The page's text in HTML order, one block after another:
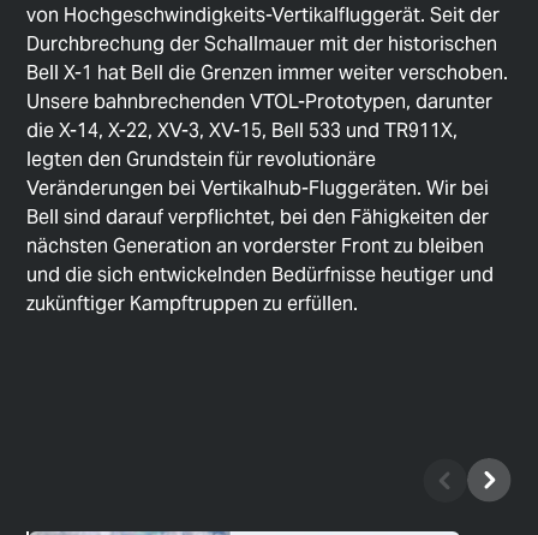
von Hochgeschwindigkeits-Vertikalfluggerät. Seit der
Durchbrechung der Schallmauer mit der historischen
Bell X-1 hat Bell die Grenzen immer weiter verschoben.
Unsere bahnbrechenden VTOL-Prototypen, darunter
die X-14, X-22, XV-3, XV-15, Bell 533 und TR911X,
legten den Grundstein für revolutionäre
Veränderungen bei Vertikalhub-Fluggeräten. Wir bei
Bell sind darauf verpflichtet, bei den Fähigkeiten der
nächsten Generation an vorderster Front zu bleiben
und die sich entwickelnden Bedürfnisse heutiger und
zukünftiger Kampftruppen zu erfüllen.